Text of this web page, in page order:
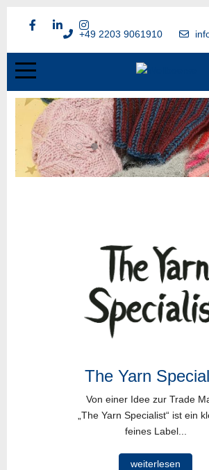
+49 2203 9061910
The Yarn
Von einer Idee zur Trade
„The Yarn Specialist“ ist ein
feines Label...
weiterlesen